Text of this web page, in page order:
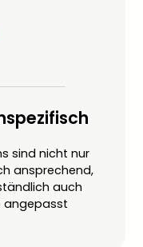
sind nicht nur
ansprechend,
auch
angepasst